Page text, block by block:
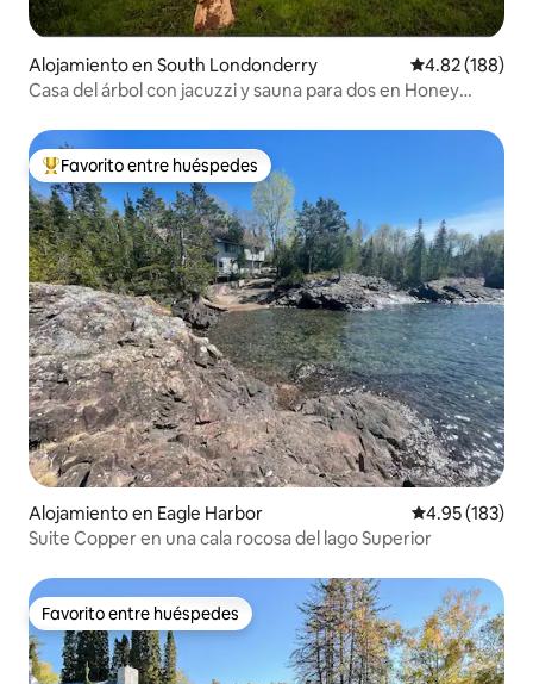
Alojamiento en South Londonderry Calificación
4.82 (188)
Casa del árbol con jacuzzi y sauna para dos en Honey
Favorito entre huéspedes preferido
Favorito entre huéspedes
Alojamiento en Eagle Harbor Calificación
4.95 (183)
Suite Copper en una cala rocosa del lago Superior
Favorito entre huéspedes
Favorito entre huéspedes